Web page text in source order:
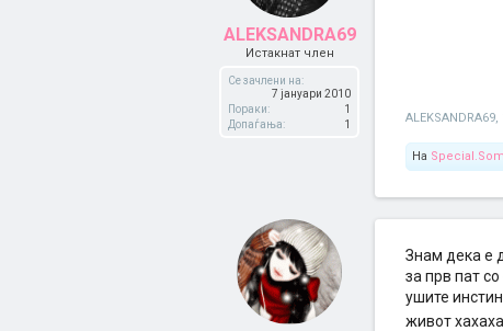
ALEKSANDRA69
Истакнат член
Се зачлени на:
7 јануари 2010
Пораки:
1
Допаѓања:
1 ALEKSANDRA69,
На
Знам дека е
за прв пат
ушите
живот